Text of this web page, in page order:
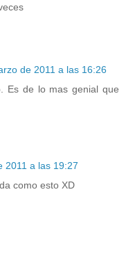
de 2011 a las 16:26
Es de lo mas genial que
2011 a las 19:27
como esto XD